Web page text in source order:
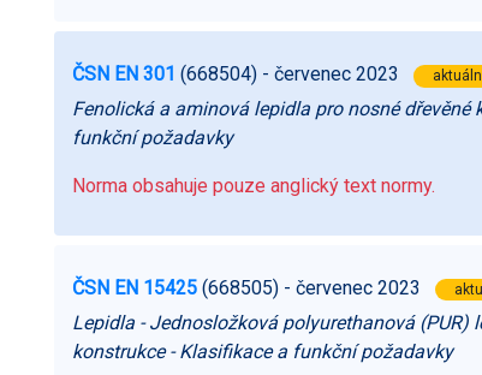
ČSN EN 301 (668504) - červenec 2023
Fenolická a aminová lepidla pro nosné dřevěné
funkční požadavky
Norma obsahuje pouze anglický text normy.
ČSN EN 15425 (668505) - červenec 2023
Lepidla - Jednosložková polyurethanová (PUR)
konstrukce - Klasifikace a funkční požadavky